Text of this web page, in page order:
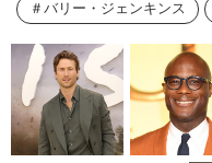
バリー・ジェンキンス